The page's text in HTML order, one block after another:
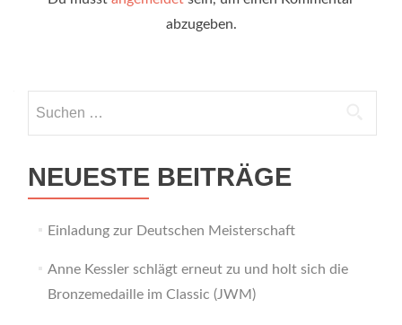
abzugeben.
NEUESTE BEITRÄGE
Einladung zur Deutschen Meisterschaft
Anne Kessler schlägt erneut zu und holt sich die
Bronzemedaille im Classic (JWM)